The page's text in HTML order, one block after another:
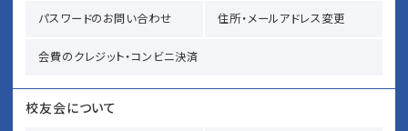
パスワードのお問い合わせ 住所・メールアドレス変更
会費のクレジット・コンビニ決済
校友会について